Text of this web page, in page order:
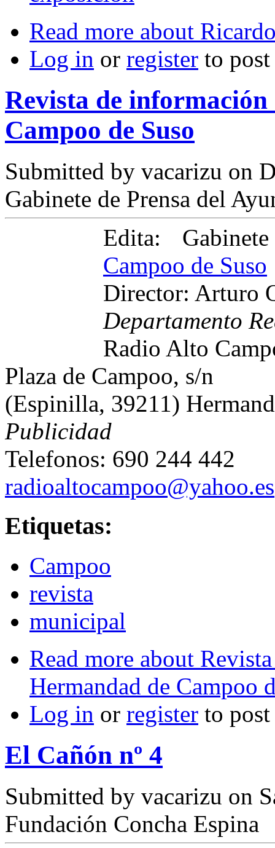
Read more about
Log in or register to
Revista de
Campoo de Suso
Submitted by vacarizu on
Gabinete de Prensa del
Edita:
Campoo de Suso
Director: Arturo
Departamento
Radio Alto
Plaza de Campoo, s/n
(Espinilla, 39211)
Publicidad
Telefonos: 690 244 442
radioaltocampoo@yahoo.es
Etiquetas:
Campoo
revista
municipal
Read more about
Hermandad de Campoo
Log in or register to
El Cañón nº 4
Submitted by vacarizu on
Fundación Concha Espina